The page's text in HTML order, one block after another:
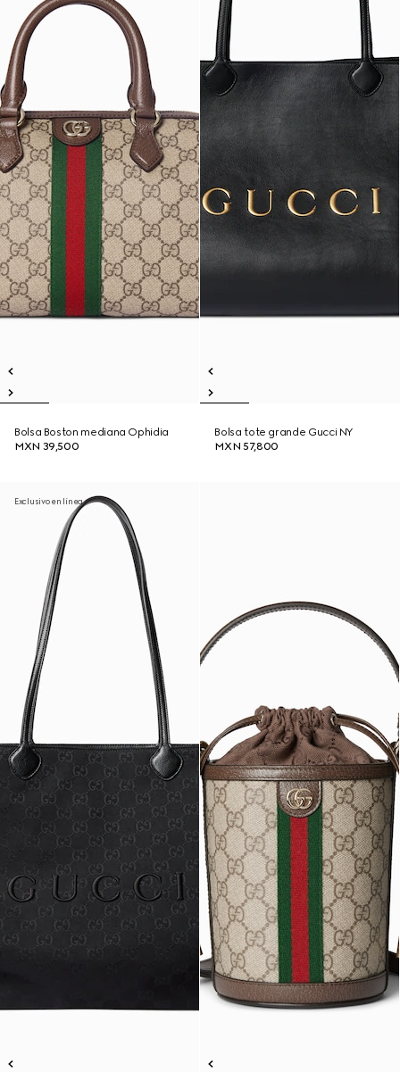
Bolsa Boston mediana Ophidia
MXN 39,500
Bolsa tote grande Gucci NY
MXN 57,800
Exclusivo en línea